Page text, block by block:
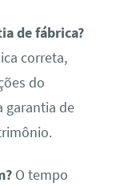
de fábrica?
correta,
do
garantia de
O tempo